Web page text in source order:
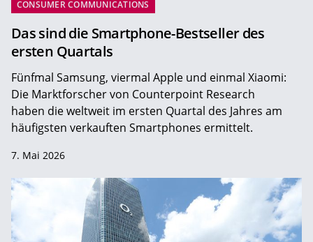
CONSUMER COMMUNICATIONS
Das sind die Smartphone-Bestseller des
ersten Quartals
Fünfmal Samsung, viermal Apple und einmal Xiaomi:
Die Marktforscher von Counterpoint Research
haben die weltweit im ersten Quartal des Jahres am
häufigsten verkauften Smartphones ermittelt.
7. Mai 2026